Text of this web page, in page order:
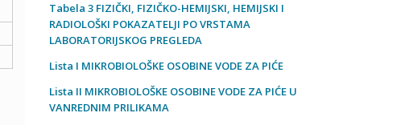
Tabela 3 FIZIČKI, FIZIČKO-HEMIJSKI, HEMIJSKI I
RADIOLOŠKI POKAZATELJI PO VRSTAMA
LABORATORIJSKOG PREGLEDA
Lista I MIKROBIOLOŠKE OSOBINE VODE ZA PIĆE
Lista II MIKROBIOLOŠKE OSOBINE VODE ZA PIĆE U
VANREDNIM PRILIKAMA